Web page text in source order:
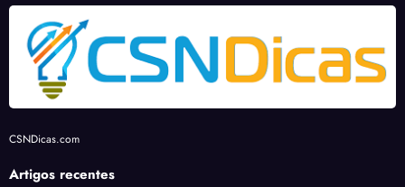
CSNDicas.com
Artigos recentes